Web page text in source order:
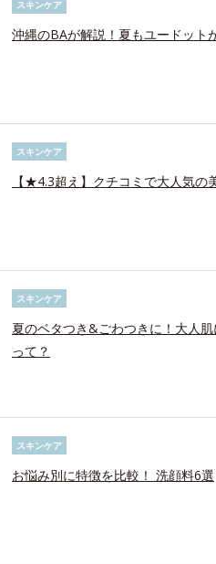
スキンケア
沖縄のBAが解説！夏もユードット
スキンケア
【★4.3超え】クチコミで大人気の
スキンケア
夏のベタつき&ごわつきに！大人
って？
スキンケア
お悩み別に特徴を比較！ 洗顔料6選